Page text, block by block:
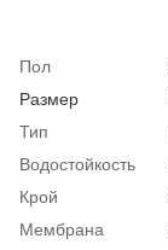
Пол
Размер
Тип
Водостойкость
Крой
Мембрана